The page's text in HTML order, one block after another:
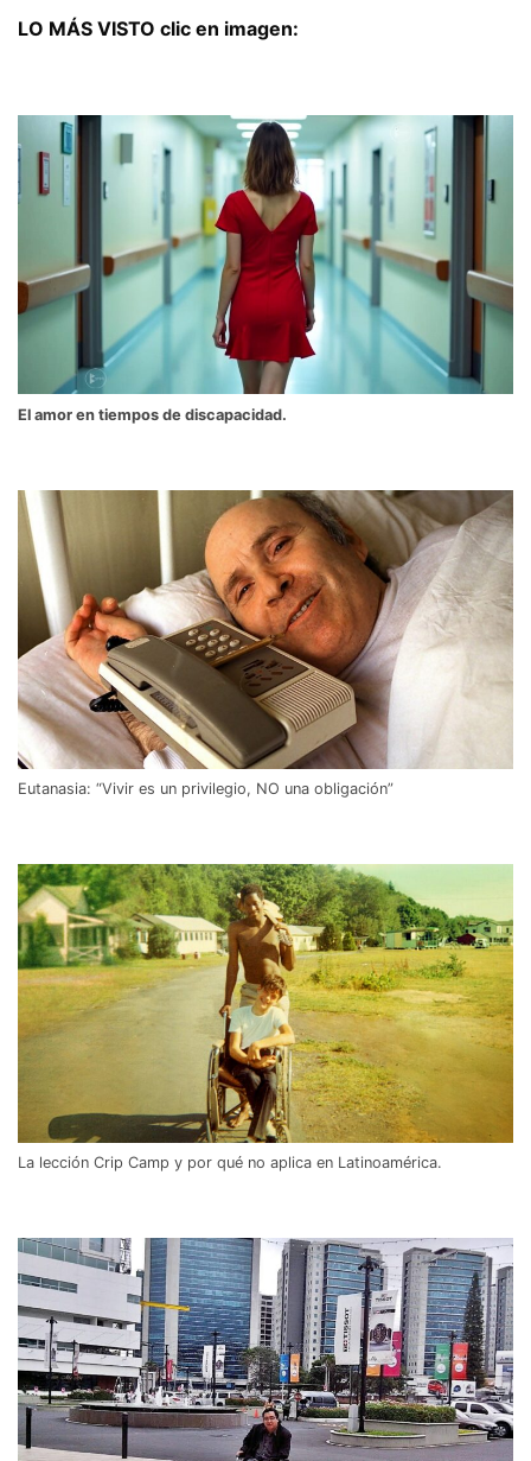
LO MÁS VISTO clic en imagen:
El amor en tiempos de discapacidad.
Eutanasia: “Vivir es un privilegio, NO una obligación”
La lección Crip Camp y por qué no aplica en Latinoamérica.